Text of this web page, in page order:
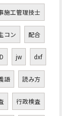
施工管理技士
コン 配合
jw dxf
語 読み方
行政検査